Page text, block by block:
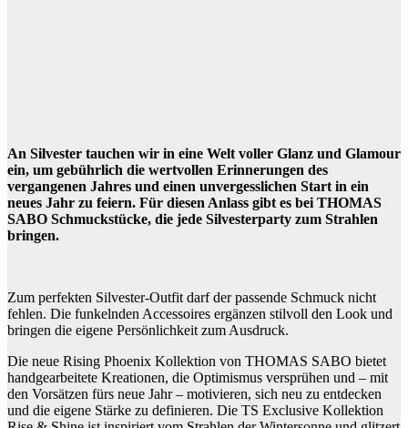
An Silvester tauchen wir in eine Welt voller Glanz und Glamour
ein, um gebührlich die wertvollen Erinnerungen des
vergangenen Jahres und einen unvergesslichen Start in ein
neues Jahr zu feiern. Für diesen Anlass gibt es bei THOMAS
SABO Schmuckstücke, die jede Silvesterparty zum Strahlen
bringen.
Zum perfekten Silvester-Outfit darf der passende Schmuck nicht
fehlen. Die funkelnden Accessoires ergänzen stilvoll den Look und
bringen die eigene Persönlichkeit zum Ausdruck.
Die neue Rising Phoenix Kollektion von THOMAS SABO bietet
handgearbeitete Kreationen, die Optimismus versprühen und – mit
den Vorsätzen fürs neue Jahr – motivieren, sich neu zu entdecken
und die eigene Stärke zu definieren. Die TS Exclusive Kollektion